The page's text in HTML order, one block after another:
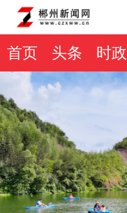
首页 头条 时政